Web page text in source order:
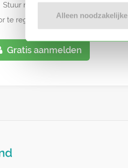
Alleen
Stuur mij nieuwe profielen in mijn
te registreren ga je akkoord met de
Gratis aanmelden